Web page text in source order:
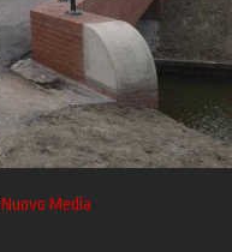
Nuovo Media